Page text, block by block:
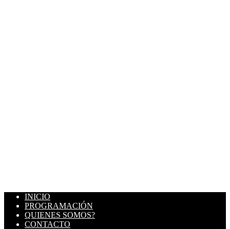
INICIO
PROGRAMACIÓN
QUIENES SOMOS?
CONTACTO